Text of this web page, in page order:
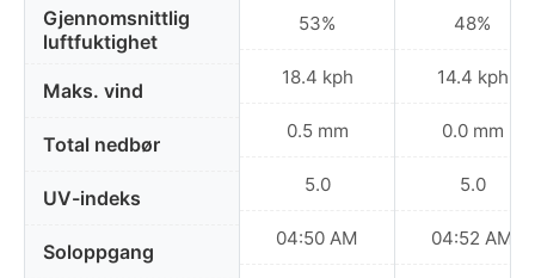
Gjennomsnittlig
luftfuktighet
Maks. vind
Total nedbør
UV-indeks
Soloppgang
53%
18.4 kph
0.5 mm
5.0
04:50 AM
48%
14.4 kph
0.0 mm
5.0
04:52 AM